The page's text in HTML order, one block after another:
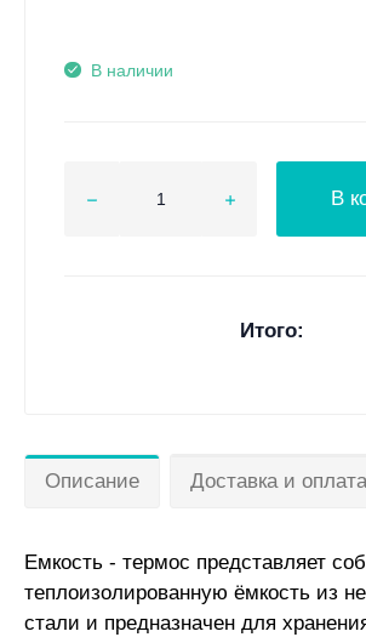
В наличии
В
Итого:
Описание Доставка и оплата
Емкость - термос представляет
теплоизолированную ёмкость из
стали и предназначен для